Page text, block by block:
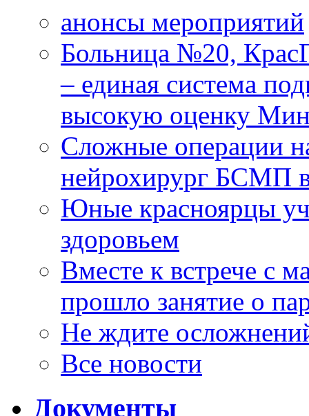
анонсы мероприятий
Больница №20,
– единая система
высокую оценку
Сложные операции
нейрохирург БСМП
Юные красноярцы
здоровьем
Вместе к встрече с
прошло занятие о
Не ждите
Все новости
Документы